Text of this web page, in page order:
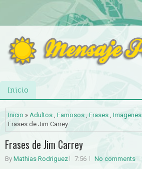
Inicio
Inicio » Adultos , Famosos , Frases , Imagenes
Frases de Jim Carrey
Frases de Jim Carrey
By Mathias Rodriguez 7:56
No comments